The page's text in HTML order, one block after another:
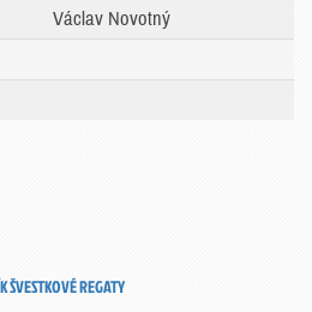
Václav Novotný
REGATY